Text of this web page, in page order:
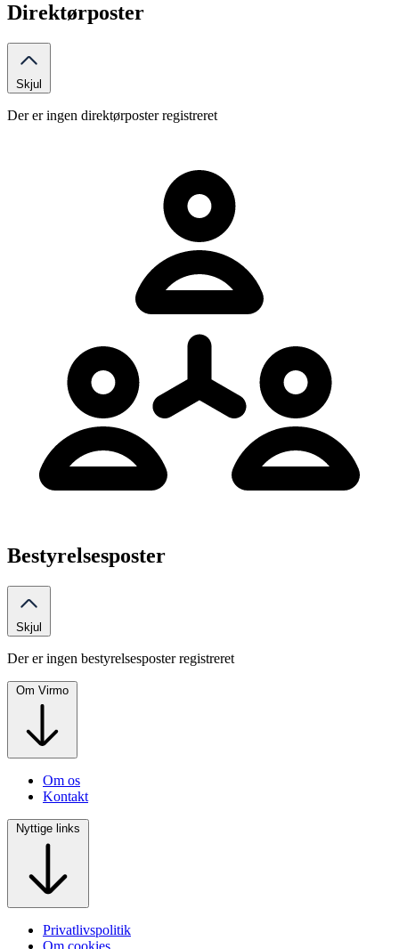
Direktørposter
Skjul
Der er ingen direktørposter registreret
Bestyrelsesposter
Skjul
Der er ingen bestyrelsesposter registreret
Om Virmo
Om os
Kontakt
Nyttige links
Privatlivspolitik